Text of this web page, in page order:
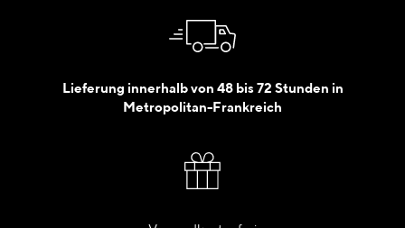
Lieferung innerhalb von 48 bis 72 Stunden in
Metropolitan-Frankreich